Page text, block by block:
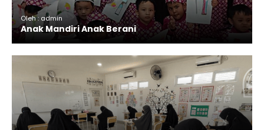
Oleh : admin
Anak Mandiri Anak Berani